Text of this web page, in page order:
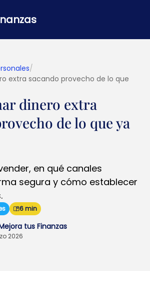
/
extra sacando provecho de lo que
dinero extra
de lo que ya
en qué canales
segura y cómo establecer
6 min
tus Finanzas
2026